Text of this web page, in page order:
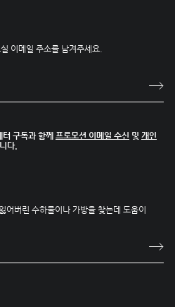
이메일 주소를 남겨주세요.
구독과 함께 프로모션 이메일 수신 및 개인
다.
버린 수하물이나 가방을 찾는데 도움이